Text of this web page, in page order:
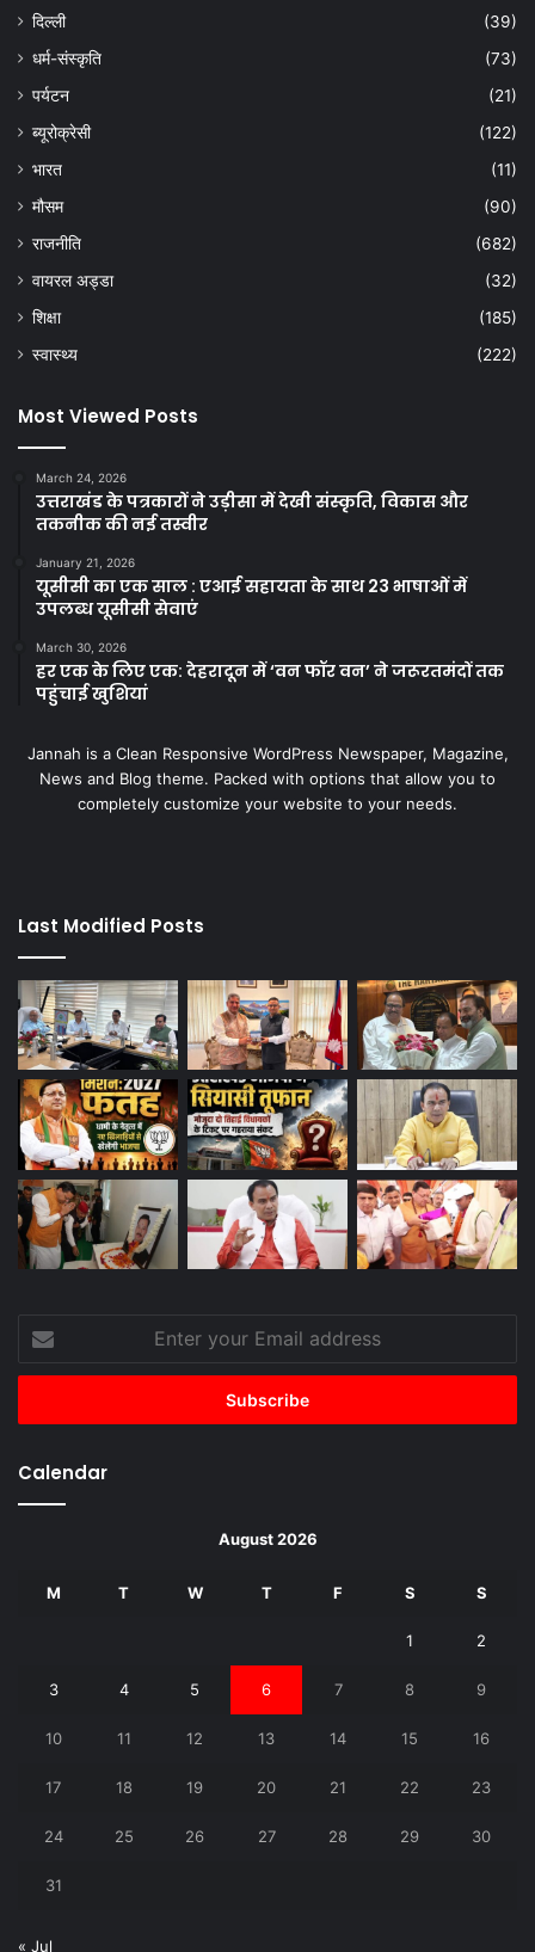
दिल्ली
(39)
धर्म-संस्कृति
(73)
पर्यटन
(21)
ब्यूरोक्रेसी
(122)
भारत
(11)
मौसम
(90)
राजनीति
(682)
वायरल अड्डा
(32)
शिक्षा
(185)
स्वास्थ्य
(222)
Most Viewed Posts
March 24, 2026
उत्तराखंड के पत्रकारों ने उड़ीसा में देखी संस्कृति, विकास और
तकनीक की नई तस्वीर
January 21, 2026
यूसीसी का एक साल : एआई सहायता के साथ 23 भाषाओं में
उपलब्ध यूसीसी सेवाएं
March 30, 2026
हर एक के लिए एक: देहरादून में ‘वन फॉर वन’ ने जरूरतमंदों तक
पहुंचाई खुशियां
Jannah is a Clean Responsive WordPress Newspaper, Magazine,
News and Blog theme. Packed with options that allow you to
completely customize your website to your needs.
Last Modified Posts
Enter
your
Email
Calendar
August 2026
M T W T F S S
1 2
3 4 5 6 7 8 9
10 11 12 13 14 15 16
17 18 19 20 21 22 23
24 25 26 27 28 29 30
31
« Jul